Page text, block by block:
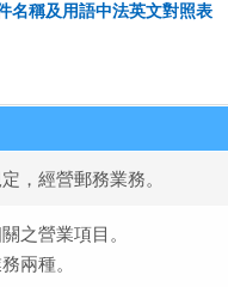
名稱及用語中法英文對照表
，經營郵務業務。
之營業項目。
兩種。